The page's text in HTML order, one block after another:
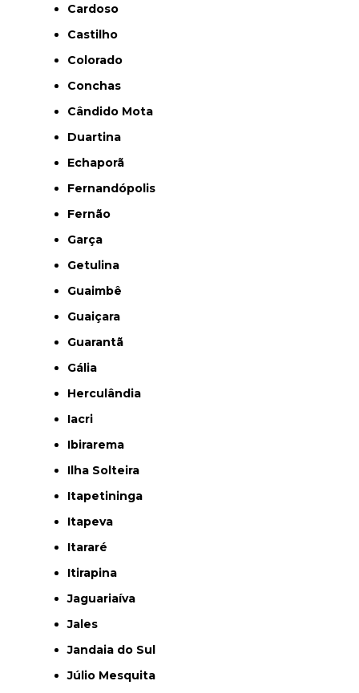
Cardoso
Castilho
Colorado
Conchas
Cândido Mota
Duartina
Echaporã
Fernandópolis
Fernão
Garça
Getulina
Guaimbê
Guaiçara
Guarantã
Gália
Herculândia
Iacri
Ibirarema
Ilha Solteira
Itapetininga
Itapeva
Itararé
Itirapina
Jaguariaíva
Jales
Jandaia do Sul
Júlio Mesquita